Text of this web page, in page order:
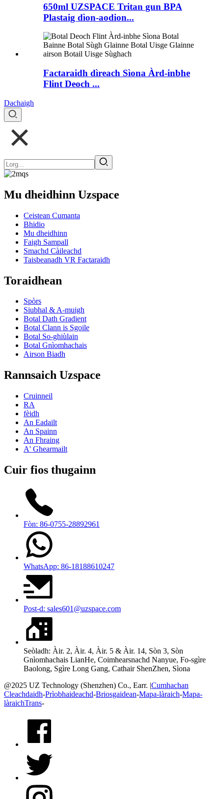
650ml UZSPACE Tritan gun BPA
Plastaig dìon-aodion...
Factaraidh dìreach Sìona Àrd-inbhe
Flint Deoch ...
Dachaigh
Mu dheidhinn Uzspace
Ceistean Cumanta
Bhidio
Mu dheidhinn
Faigh Sampall
Smachd Càileachd
Taisbeanadh VR Factaraidh
Toraidhean
Spòrs
Siubhal & A-muigh
Botal Dath Gradient
Botal Clann is Sgoile
Botal So-ghiùlain
Botal Gnìomhachais
Airson Biadh
Rannsaich Uzspace
Cruinneil
RA
fèidh
An Eadailt
An Spainn
An Fhraing
A' Ghearmailt
Cuir fios thugainn
Fòn: 86-0755-28892961
WhatsApp: 86-18188610247
Post-d: sales601@uzspace.com
Seòladh: Àir. 2, Àir. 4, Àir. 5 & Àir. 14, Sòn 3, Sòn
Gnìomhachais LianHe, Coimhearsnachd Nanyue, Fo-sgìre
Baolong, Sgìre Long Gang, Cathair ShenZhen, Sìona
@2025 UZ Technology (Shenzhen) Co., Earr. |Cumhachan
Cleachdaidh-Prìobhaideachd-Briosgaidean-Mapa-làraich-Mapa-
làraichTrans-